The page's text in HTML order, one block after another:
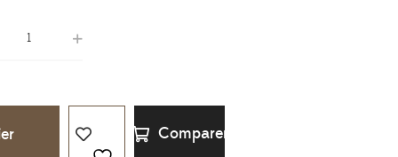
Comparer